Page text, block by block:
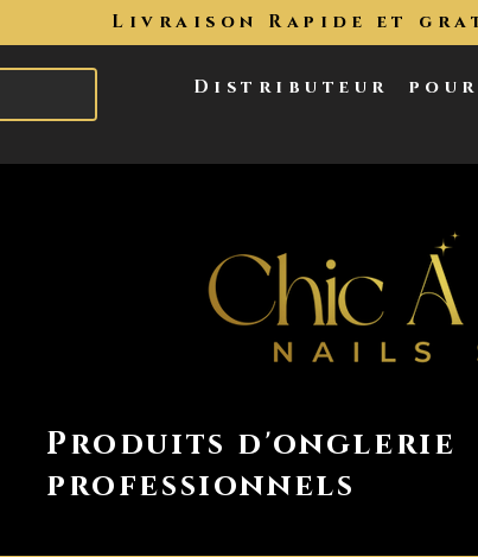
Distributeur
Livraison Rapide et
Produits d'onglerie
professionnels